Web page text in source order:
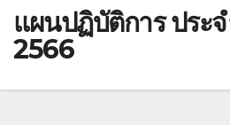
แผนปฏิบัติการ ประ
2566